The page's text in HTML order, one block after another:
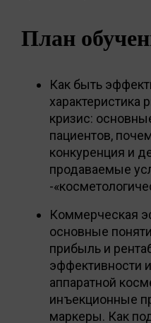
План
Как быть
характеристика
кризис:
пациентов,
конкуренция и
продаваемые
-
Коммерческая
основные
прибыль и
эффективности
аппаратной
инъекционные
маркеры. Как